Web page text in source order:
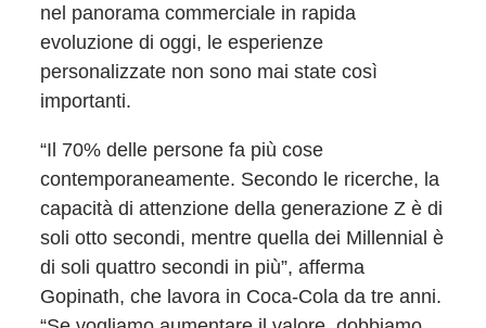
nel panorama commerciale in rapida
evoluzione di oggi, le esperienze
personalizzate non sono mai state così
importanti.
“Il 70% delle persone fa più cose
contemporaneamente. Secondo le ricerche, la
capacità di attenzione della generazione Z è di
soli otto secondi, mentre quella dei Millennial è
di soli quattro secondi in più”, afferma
Gopinath, che lavora in Coca-Cola da tre anni.